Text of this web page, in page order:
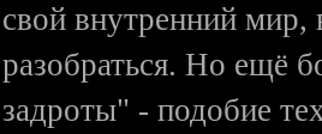
свой внутренний
разобраться. Но ещё
задроты" - подобие